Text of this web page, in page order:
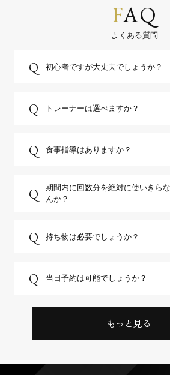
FAQ
よくある質問
Q 初心者ですが大丈夫でしょうか？
Q トレーナーは選べますか？
Q 食事指導はありますか？
Q
期間内に回数分を絶対に使いきら
んか？
Q 持ち物は必要でしょうか？
Q 当日予約は可能でしょうか？
もっと見る